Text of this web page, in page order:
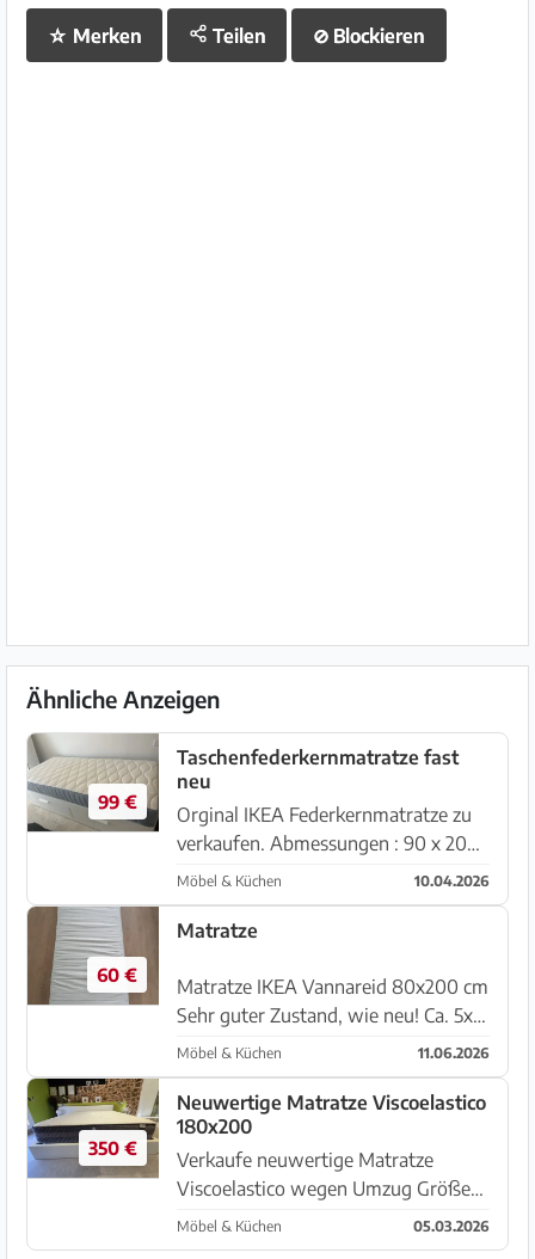
☆ Merken Teilen ⊘ Blockieren
Ähnliche Anzeigen
99 €
Taschenfederkernmatratze fast
neu
Orginal IKEA Federkernmatratze zu
verkaufen. Abmessungen : 90 x 200
cm , Höhe 30 cm. Modell VESTEROY,
mittelhart.
Möbel & Küchen 10.04.2026
60 €
Matratze
Matratze IKEA Vannareid 80x200 cm
Sehr guter Zustand, wie neu! Ca. 5x
genutzt und auch immer mit einem
Matratzen-Schutz 07007 Palma, Nou
Llevant
Möbel & Küchen 11.06.2026
350 €
Neuwertige Matratze Viscoelastico
180x200
Verkaufe neuwertige Matratze
Viscoelastico wegen Umzug Größe
180x200 Perfekter Zustand (wie
neu) Kauf im Juli zu einem Neupreis
Möbel & Küchen 05.03.2026